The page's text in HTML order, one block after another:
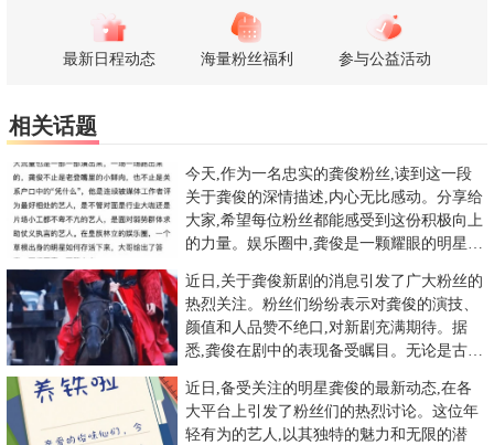
最新日程动态 海量粉丝福利 参与公益活动
相关话题
今天,作为一名忠实的龚俊粉丝,读到这一段
关于龚俊的深情描述,内心无比感动。分享给
大家,希望每位粉丝都能感受到这份积极向上
的力量。娱乐圈中,龚俊是一颗耀眼的明星,
近日,关于龚俊新剧的消息引发了广大粉丝的
热烈关注。粉丝们纷纷表示对龚俊的演技、
颜值和人品赞不绝口,对新剧充满期待。据
悉,龚俊在剧中的表现备受瞩目。无论是古装
近日,备受关注的明星龚俊的最新动态,在各
大平台上引发了粉丝们的热烈讨论。这位年
轻有为的艺人,以其独特的魅力和无限的潜